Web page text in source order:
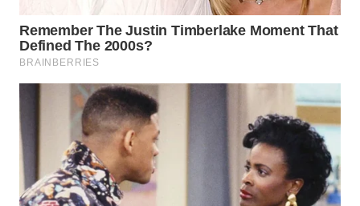
WN
KARO
SIMALUNGUN
WN
LABUHANBATU